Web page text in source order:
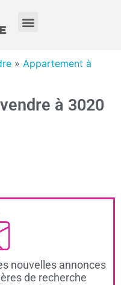
» Appartement à
à 3020
nouvelles annonces
de recherche